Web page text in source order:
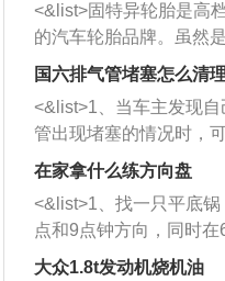
<&list>固特异轮胎是高
的汽车轮胎品牌。虽然
牌，但是中高低端的轮
也是为了更好的开拓市场
国六排气管堵塞怎么清理
<&list>1、当车主发现
管出现堵塞的情况时，
者是细棍，直接将杂物
堵塞情况比较严重，也
施。 <&list>2、直接利
杂物推到排气管里面的
三元催化器拆解开，就
在家拿什么练方向盘
<&list>1、找一只平底
点和9点钟方向，同时
方向做一个标记。
大众1.8t发动机烧机油